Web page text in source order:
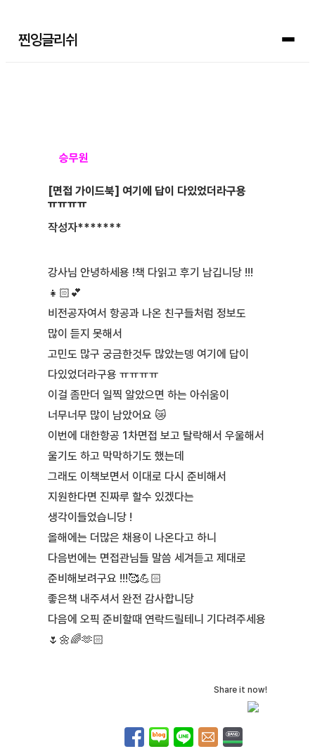
찐잉글리쉬
승무원
[면접 가이드북] 여기에 답이 다있었더라구용
ㅠㅠㅠㅠ
작성자*******
강사님 안녕하세용 !책 다읽고 후기 남깁니당 !!!
👧🏻💕
비전공자여서 항공과 나온 친구들처럼 정보도
많이 듣지 못해서
고민도 많구 궁금한것두 많았는뎅 여기에 답이
다있었더라구용 ㅠㅠㅠㅠ
이걸 좀만더 일찍 알았으면 하는 아쉬움이
너무너무 많이 남았어요 😿
이번에 대한항공 1차면접 보고 탈락해서 우울해서
울기도 하고 막막하기도 했는데
그래도 이책보면서 이대로 다시 준비해서
지원한다면 진짜루 할수 있겠다는
생각이들었습니당 !
올해에는 더많은 채용이 나온다고 하니
다음번에는 면접관님들 말씀 세겨듣고 제대로
준비해보려구요 !!!🥰💪🏻
좋은책 내주셔서 완전 감사합니당
다음에 오픽 준비할때 연락드릴테니 기다려주세용
🌷🌼🌈🫶🏻
Share it now!